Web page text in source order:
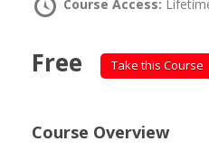
Course Access:
Free Take this Course
Course Overview